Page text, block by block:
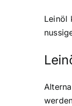
Leinöl